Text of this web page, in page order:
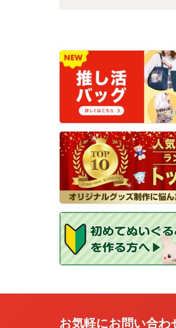
お気軽にお問い合わ